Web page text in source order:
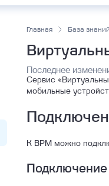
Главная База знаний
Последнее
Сервис
мобильные
К ВРМ можно